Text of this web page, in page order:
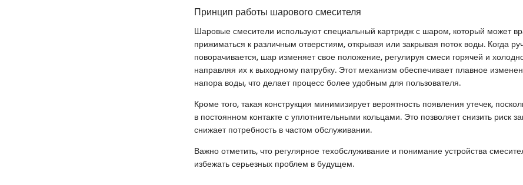
Принцип работы шарового смесителя
Шаровые смесители используют специальный картридж с шаром, который может
прижиматься к различным отверстиям, открывая или закрывая поток воды. Когда
поворачивается, шар изменяет свое положение, регулируя смеси горячей и
направляя их к выходному патрубку. Этот механизм обеспечивает плавное
напора воды, что делает процесс более удобным для пользователя.
Кроме того, такая конструкция минимизирует вероятность появления утечек,
в постоянном контакте с уплотнительными кольцами. Это позволяет снизить риск
снижает потребность в частом обслуживании.
Важно отметить, что регулярное техобслуживание и понимание устройства
избежать серьезных проблем в будущем.